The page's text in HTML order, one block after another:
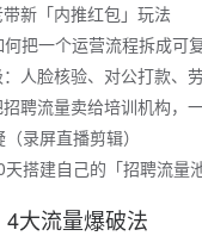
新「内推红包」玩法
把一个运营流程拆成可
人脸核验、对公打款、
聘流量卖给培训机构，
录屏直播剪辑）
搭建自己的「招聘流量
大流量爆破法